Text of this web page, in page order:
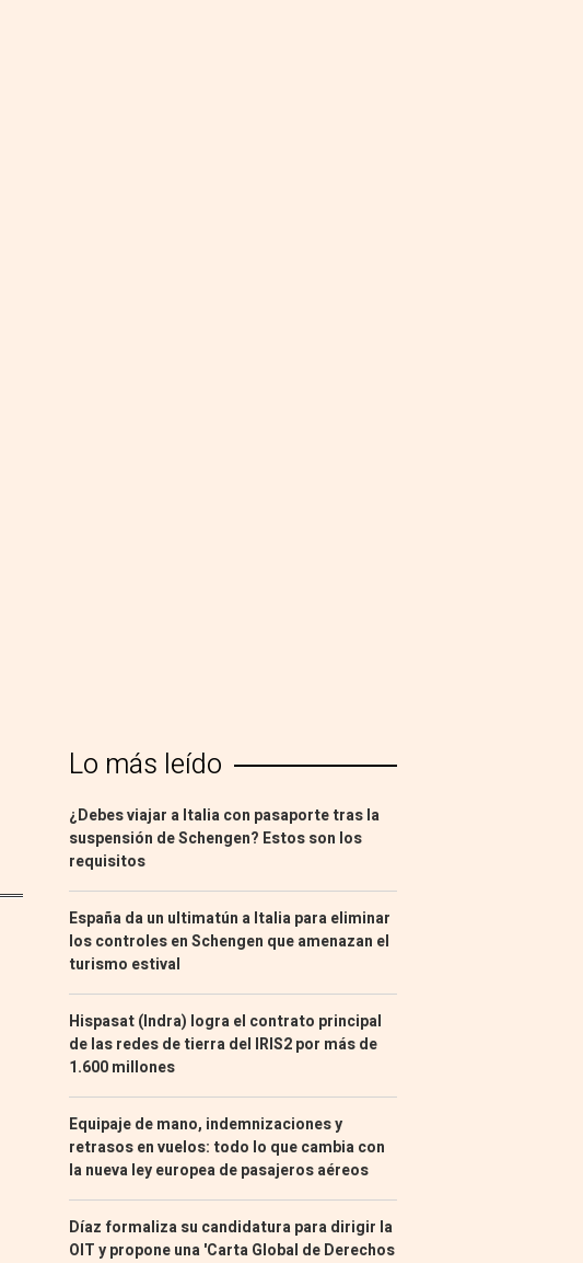
Lo más leído
¿Debes viajar a Italia con pasaporte tras la
suspensión de Schengen? Estos son los
requisitos
España da un ultimatún a Italia para eliminar
los controles en Schengen que amenazan el
turismo estival
Hispasat (Indra) logra el contrato principal
de las redes de tierra del IRIS2 por más de
1.600 millones
Equipaje de mano, indemnizaciones y
retrasos en vuelos: todo lo que cambia con
la nueva ley europea de pasajeros aéreos
Díaz formaliza su candidatura para dirigir la
OIT y propone una 'Carta Global de Derechos